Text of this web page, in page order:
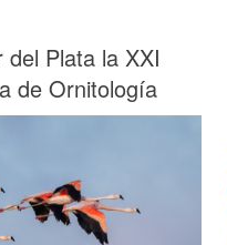
Plata la XXI
de Ornitología